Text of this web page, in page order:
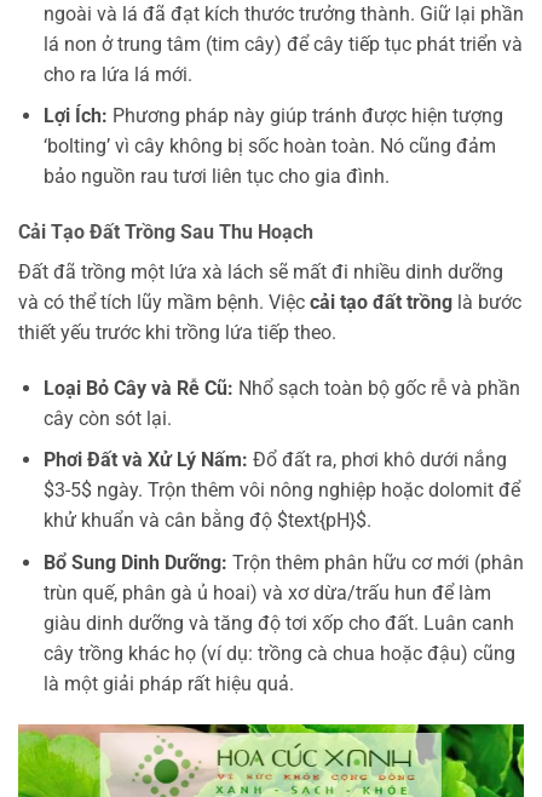
ngoài và lá đã đạt kích thước trưởng thành. Giữ lại phần
lá non ở trung tâm (tim cây) để cây tiếp tục phát triển và
cho ra lứa lá mới.
Lợi Ích: Phương pháp này giúp tránh được hiện tượng
‘bolting’ vì cây không bị sốc hoàn toàn. Nó cũng đảm
bảo nguồn rau tươi liên tục cho gia đình.
Cải Tạo Đất Trồng Sau Thu Hoạch
Đất đã trồng một lứa xà lách sẽ mất đi nhiều dinh dưỡng
và có thể tích lũy mầm bệnh. Việc cải tạo đất trồng là bước
thiết yếu trước khi trồng lứa tiếp theo.
Loại Bỏ Cây và Rễ Cũ: Nhổ sạch toàn bộ gốc rễ và phần
cây còn sót lại.
Phơi Đất và Xử Lý Nấm: Đổ đất ra, phơi khô dưới nắng
$3-5$ ngày. Trộn thêm vôi nông nghiệp hoặc dolomit để
khử khuẩn và cân bằng độ $text{pH}$.
Bổ Sung Dinh Dưỡng: Trộn thêm phân hữu cơ mới (phân
trùn quế, phân gà ủ hoai) và xơ dừa/trấu hun để làm
giàu dinh dưỡng và tăng độ tơi xốp cho đất. Luân canh
cây trồng khác họ (ví dụ: trồng cà chua hoặc đậu) cũng
là một giải pháp rất hiệu quả.